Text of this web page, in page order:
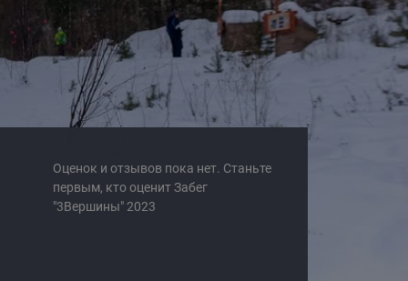
Оценок и отзывов пока нет. Станьте
первым, кто оценит Забег
"3Вершины" 2023